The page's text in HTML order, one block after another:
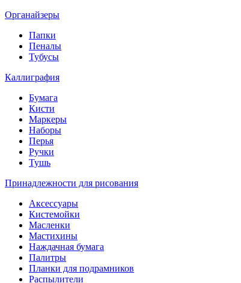
Органайзеры
Папки
Пеналы
Тубусы
Каллиграфия
Бумага
Кисти
Маркеры
Наборы
Перья
Ручки
Тушь
Принадлежности для рисования
Аксессуары
Кистемойки
Масленки
Мастихины
Наждачная бумага
Палитры
Планки для подрамников
Распылители